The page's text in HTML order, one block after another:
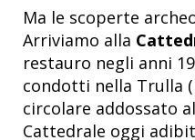
Ma le scoperte
Arriviamo alla
restauro negli anni
condotti nella Trulla
circolare addossato
Cattedrale oggi